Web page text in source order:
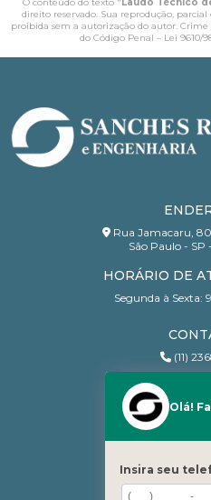
O conteúdo do texto " Laudo Técnico
direito reservado. Sua reprodução,
proibida sem a autorização do autor.
do Código Penal – Lei 9610/
Rua Jamacaru,
São Paulo -
HORÁRIO DE
Segunda à Sexta:
(11)
Quem
Olá!
Insira seu